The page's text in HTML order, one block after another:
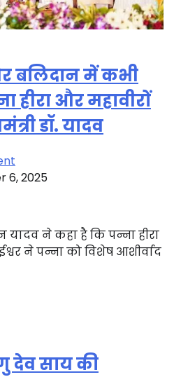
बलिदान में कभी
हीरा और महावीरों
डॉ. यादव
6, 2025
यादव ने कहा है कि पन्ना हीरा
ने पन्ना को विशेष आशीर्वाद
देव साय की